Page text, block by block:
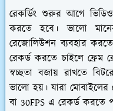
রেকর্ডিং শুরুর আগে
করতে হবে। ভালো
রেজোলিউশন ব্যবহার
রেকর্ড করতে চাইলে ফ্রেম
স্বচ্ছতা বজায় রাখতে
ভালো হয়। যারা মোবাইলের
বা 30FPS এ রেকর্ড করতে